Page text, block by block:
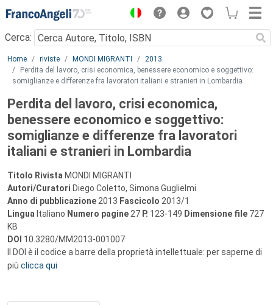
Menu
Cerca:
Main content
Home riviste MONDI MIGRANTI
2013
Perdita del lavoro, crisi economica, benessere economico e soggettivo:
somiglianze e differenze fra lavoratori italiani e stranieri in Lombardia
Perdita del lavoro, crisi economica,
benessere economico e soggettivo:
somiglianze e differenze fra lavoratori
italiani e stranieri in Lombardia
Titolo Rivista MONDI MIGRANTI
Autori/Curatori Diego Coletto, Simona Guglielmi
Anno di pubblicazione 2013 Fascicolo 2013/1
Lingua Italiano Numero pagine 27 P. 123-149 Dimensione file 727
KB
DOI 10.3280/MM2013-001007
Il DOI è il codice a barre della proprietà intellettuale: per saperne di
più clicca qui